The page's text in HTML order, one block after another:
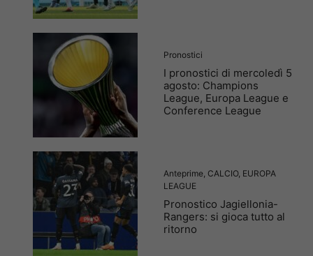
Pronostici
I pronostici di mercoledì 5
agosto: Champions
League, Europa League e
Conference League
Anteprime, CALCIO, EUROPA
LEAGUE
Pronostico Jagiellonia-
Rangers: si gioca tutto al
ritorno